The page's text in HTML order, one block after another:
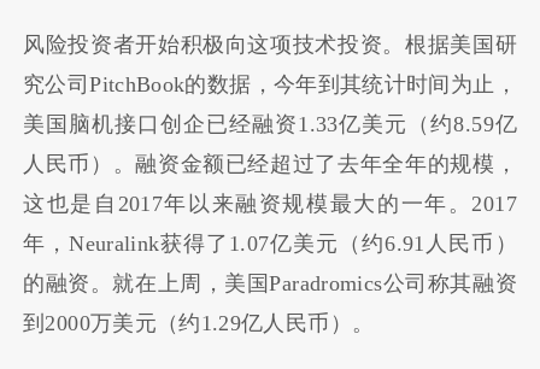
风险投资者开始积极向这项技术投资。根据美国研
究公司PitchBook的数据，今年到其统计时间为止，
美国脑机接口创企已经融资1.33亿美元（约8.59亿
人民币）。融资金额已经超过了去年全年的规模，
这也是自2017年以来融资规模最大的一年。2017
年，Neuralink获得了1.07亿美元（约6.91人民币）
的融资。就在上周，美国Paradromics公司称其融资
到2000万美元（约1.29亿人民币）。